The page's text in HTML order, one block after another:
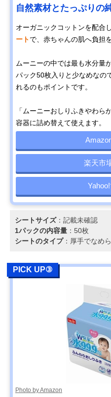
自然素材とたっぷりの
オーガニックコットンを配合し
ートで、赤ちゃんの肌へ負担
ムーニーの中では最も水分量
パック50枚入りと少なめなの
れるのもポイントです。
「ムーニーおしりふきやわら
容器に詰め替えて使えます。
楽天市
シートサイズ：記載未確認
1パックの内容量 ：50枚
シートのタイプ：厚手でなめ
PICK UP③
Photo by Amazon